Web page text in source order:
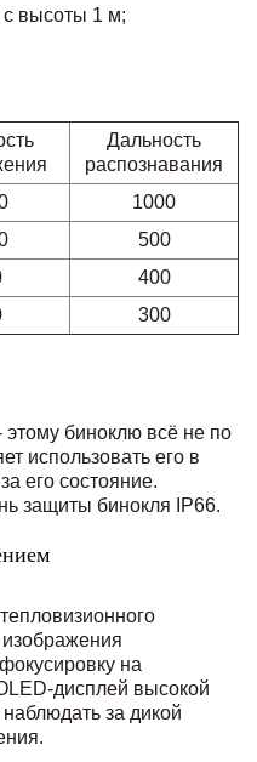
высоты 1 м;
Дальность
распознавания
1000
500
400
300
биноклю всё не по
использовать его в
его состояние.
защиты бинокля IP66.
на
дисплей высокой
за дикой